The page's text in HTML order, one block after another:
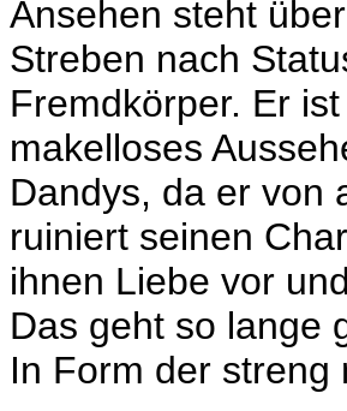
Ansehen steht
Streben nach
Fremdkörper. Er
makelloses
Dandys, da er von
ruiniert seinen
ihnen Liebe vor
Das geht so lange
In Form der streng